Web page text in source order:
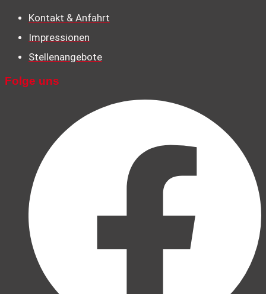
Kontakt & Anfahrt
Impressionen
Stellenangebote
Folge uns